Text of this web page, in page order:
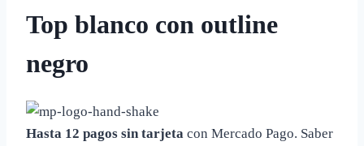
Top blanco con outline
negro
Hasta 12 pagos sin tarjeta con Mercado Pago. Saber